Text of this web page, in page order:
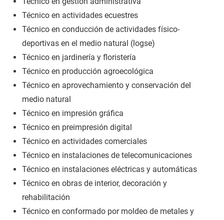
Técnico en actividades ecuestres
Técnico en conducción de actividades físico-
deportivas en el medio natural (logse)
Técnico en jardinería y floristería
Técnico en producción agroecológica
Técnico en aprovechamiento y conservación del
medio natural
Técnico en impresión gráfica
Técnico en preimpresión digital
Técnico en actividades comerciales
Técnico en instalaciones de telecomunicaciones
Técnico en instalaciones eléctricas y automáticas
Técnico en obras de interior, decoración y
rehabilitación
Técnico en conformado por moldeo de metales y